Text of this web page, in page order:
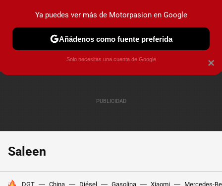
PRUEBAS COCHES ELÉCTRICOS OBSERVATORIO
Saleen
HOY SE HABLA DE
DGT China Diésel Gasolina Xiaomi Mercedes-
×
Ya puedes ver más de Motorpasion en Google
Añádenos como fuente preferida
Solo necesitas una cuenta de Google